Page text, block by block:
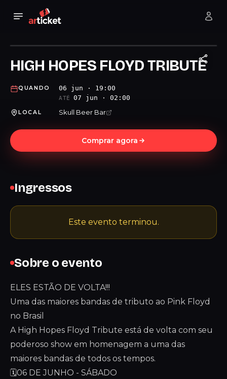
HIGH HOPES FLOYD TRIBUTE
QUANDO 06 jun · 19:00
ATÉ 07 jun · 02:00
LOCAL Skull Beer Bar
Comprar agora
Sobre o evento
ELES ESTÃO DE VOLTA!!!
Uma das maiores bandas de tributo ao Pink Floyd
no Brasil
A High Hopes Floyd Tribute está de volta com seu
poderoso show em homenagem a uma das
maiores bandas de todos os tempos.
🗓️06 DE JUNHO - SÁBADO
Ingressos
Este evento terminou.